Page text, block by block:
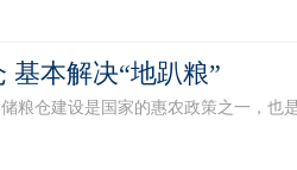
基本解决“地趴粮”
粮仓建设是国家的惠农政策之一，也